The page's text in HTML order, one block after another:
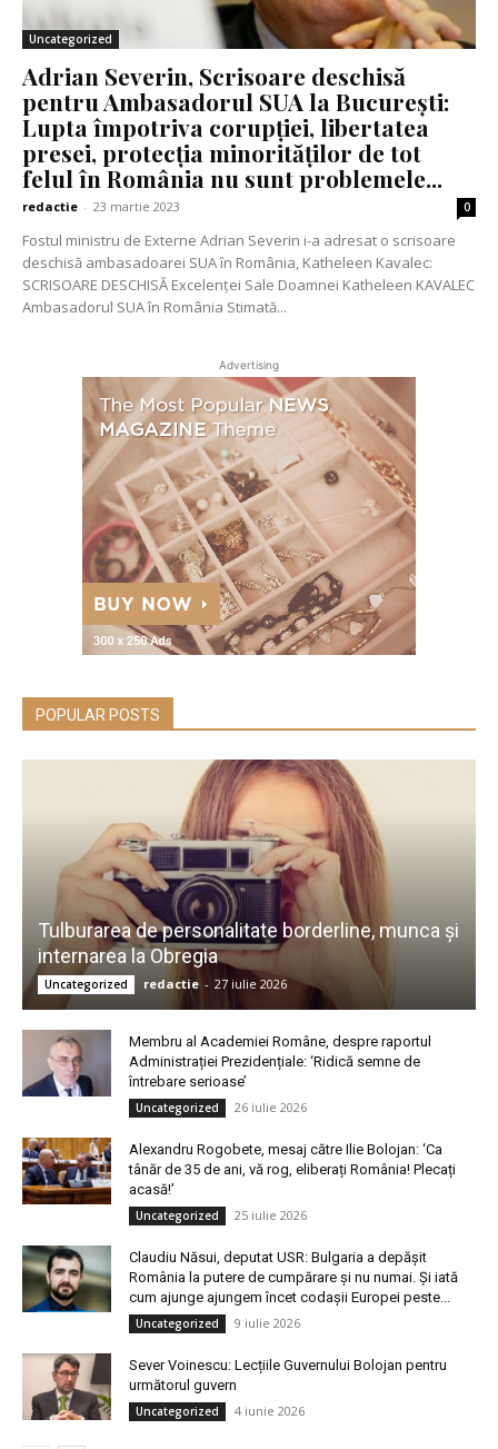
Uncategorized
Adrian Severin, Scrisoare deschisă
pentru Ambasadorul SUA la București:
Lupta împotriva corupției, libertatea
presei, protecția minorităților de tot
felul în România nu sunt problemele...
redactie - 23 martie 2023 0
Fostul ministru de Externe Adrian Severin i-a adresat o scrisoare
deschisă ambasadoarei SUA în România, Katheleen Kavalec:
SCRISOARE DESCHISĂ Excelenței Sale Doamnei Katheleen KAVALEC
Ambasadorul SUA în România Stimată...
Advertising
POPULAR POSTS
Tulburarea de personalitate borderline, munca și
internarea la Obregia
Uncategorized redactie - 27 iulie 2026
Membru al Academiei Române, despre raportul
Administrației Prezidențiale: ‘Ridică semne de
întrebare serioase’
Uncategorized 26 iulie 2026
Alexandru Rogobete, mesaj către Ilie Bolojan: ‘Ca
tânăr de 35 de ani, vă rog, eliberați România! Plecați
acasă!’
Uncategorized 25 iulie 2026
Claudiu Năsui, deputat USR: Bulgaria a depășit
România la putere de cumpărare și nu numai. Și iată
cum ajunge ajungem încet codașii Europei peste...
Uncategorized 9 iulie 2026
Sever Voinescu: Lecțiile Guvernului Bolojan pentru
următorul guvern
Uncategorized 4 iunie 2026